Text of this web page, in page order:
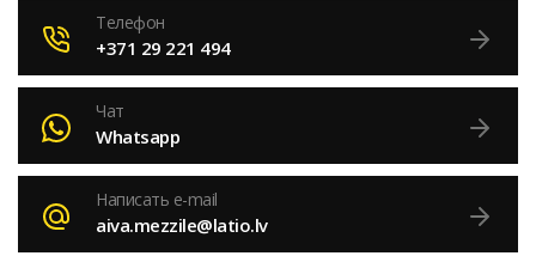
Телефон
+371 29 221 494
Чат
Whatsapp
Написать e-mail
aiva.mezzile@latio.lv